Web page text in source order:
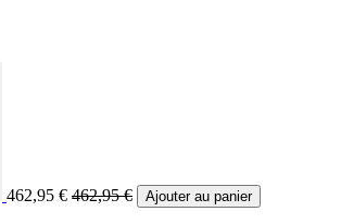
462,95 € 462,95€ Ajouter au panier